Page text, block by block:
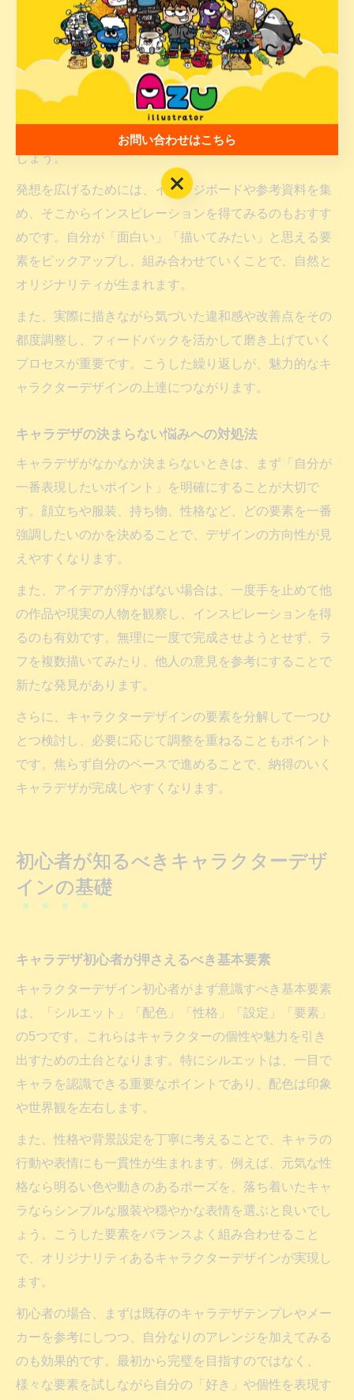
魅力的なキャラクターデザインを磨く発想法
魅力的なキャラクターデザインを生み出すには、まず
「キャラクターの役割」や「世界観」を明確にし、それ
に即したデザインを心がけることが大切です。例えば、
ファンタジー世界の剣士なら防具や武器、近未来ならハ
イテクガジェットなど、設定に応じた要素を取り入れま
しょう。
発想を広げるためには、イメージボードや参考資料を集
め、そこからインスピレーションを得てみるのもおすす
めです。自分が「面白い」「描いてみたい」と思える要
素をピックアップし、組み合わせていくことで、自然と
オリジナリティが生まれます。
また、実際に描きながら気づいた違和感や改善点をその
都度調整し、フィードバックを活かして磨き上げていく
プロセスが重要です。こうした繰り返しが、魅力的なキ
ャラクターデザインの上達につながります。
キャラデザの決まらない悩みへの対処法
キャラデザがなかなか決まらないときは、まず「自分が
一番表現したいポイント」を明確にすることが大切で
す。顔立ちや服装、持ち物、性格など、どの要素を一番
強調したいのかを決めることで、デザインの方向性が見
えやすくなります。
また、アイデアが浮かばない場合は、一度手を止めて他
の作品や現実の人物を観察し、インスピレーションを得
るのも有効です。無理に一度で完成させようとせず、ラ
フを複数描いてみたり、他人の意見を参考にすることで
新たな発見があります。
さらに、キャラクターデザインの要素を分解して一つひ
とつ検討し、必要に応じて調整を重ねることもポイント
です。焦らず自分のペースで進めることで、納得のいく
キャラデザが完成しやすくなります。
初心者が知るべきキャラクターデザ
インの基礎
キャラデザ初心者が押さえるべき基本要素
キャラクターデザイン初心者がまず意識すべき基本要素
は、「シルエット」「配色」「性格」「設定」「要素」
の5つです。これらはキャラクターの個性や魅力を引き
出すための土台となります。特にシルエットは、一目で
キャラを認識できる重要なポイントであり、配色は印象
や世界観を左右します。
また、性格や背景設定を丁寧に考えることで、キャラの
行動や表情にも一貫性が生まれます。例えば、元気な性
格なら明るい色や動きのあるポーズを、落ち着いたキャ
ラならシンプルな服装や穏やかな表情を選ぶと良いでし
ょう。こうした要素をバランスよく組み合わせること
で、オリジナリティあるキャラクターデザインが実現し
ます。
初心者の場合、まずは既存のキャラデザテンプレやメー
カーを参考にしつつ、自分なりのアレンジを加えてみる
のも効果的です。最初から完璧を目指すのではなく、
様々な要素を試しながら自分の「好き」や個性を表現す
お問い合わせはこちら
お問い合わせはこちら